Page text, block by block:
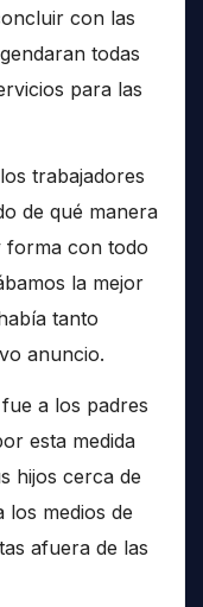
con las
todas
para las
trabajadores
de qué manera
forma con todo
la mejor
tanto
anuncio.
a los padres
esta medida
hijos cerca de
los medios de
afuera de las